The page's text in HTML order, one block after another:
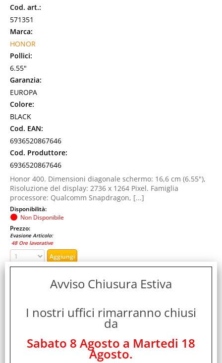
Cod. art.:
571351
Marca:
HONOR
Pollici:
6.55"
Garanzia:
EUROPA
Colore:
BLACK
Cod. EAN:
6936520867646
Cod. Produttore:
6936520867646
Honor 400. Dimensioni diagonale schermo: 16,6 cm (6.55"),
Risoluzione del display: 2736 x 1264 Pixel. Famiglia
processore: Qualcomm Snapdragon, [...]
Disponibilità:
Non Disponibile
Prezzo:
Evasione Articolo:
48 Ore lavorative
HONOR 400 5G DUAL SIM 6.55" OCTA CORE 512GB
Avviso Chiusura Estiva
I nostri uffici rimarranno chiusi
da
Sabato 8 Agosto a Martedi 18
Agosto.